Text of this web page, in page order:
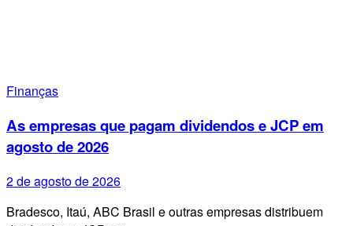
Finanças
As empresas que pagam dividendos e JCP em
agosto de 2026
2 de agosto de 2026
Bradesco, Itaú, ABC Brasil e outras empresas distribuem